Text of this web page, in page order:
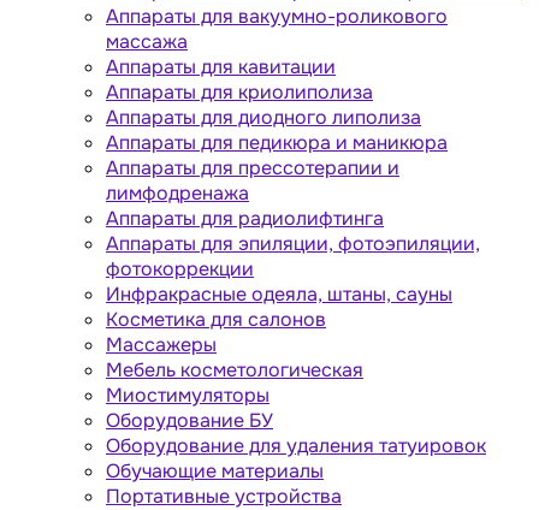
Аппараты для вакуумно-роликового
массажа
Аппараты для кавитации
Аппараты для криолиполиза
Аппараты для диодного липолиза
Аппараты для педикюра и маникюра
Аппараты для прессотерапии и
лимфодренажа
Аппараты для радиолифтинга
Аппараты для эпиляции, фотоэпиляции,
фотокоррекции
Инфракрасные одеяла, штаны, сауны
Косметика для салонов
Массажеры
Мебель косметологическая
Миостимуляторы
Оборудование БУ
Оборудование для удаления татуировок
Обучающие материалы
Портативные устройства